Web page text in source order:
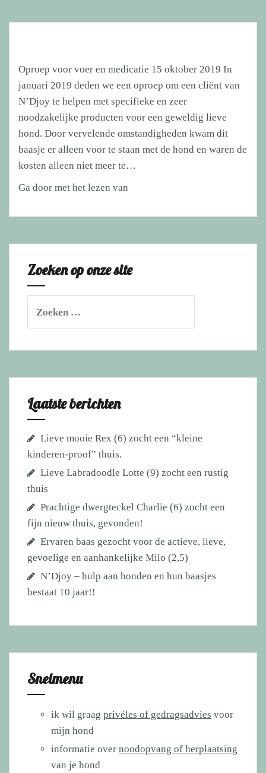
Oproep voor voer en medicatie 15 oktober 2019 In
januari 2019 deden we een oproep om een cliënt van
N’Djoy te helpen met specifieke en zeer
noodzakelijke producten voor een geweldig lieve
hond. Door vervelende omstandigheden kwam dit
baasje er alleen voor te staan met de hond en waren de
kosten alleen niet meer te…
Ga door met het lezen van
voer
Zoeken op onze site
naar:
Laatste berichten
Lieve mooie Rex (6) zocht een “kleine
kinderen-proof” thuis.
Lieve Labradoodle Lotte (9) zocht een rustig
thuis
Prachtige dwergteckel Charlie (6) zocht een
fijn nieuw thuis, gevonden!
Ervaren baas gezocht voor de actieve, lieve,
gevoelige en aanhankelijke Milo (2,5)
N’Djoy – hulp aan honden en hun baasjes
bestaat 10 jaar!!
Snelmenu
ik wil graag privéles of gedragsadvies voor
mijn hond
informatie over noodopvang of herplaatsing
van je hond